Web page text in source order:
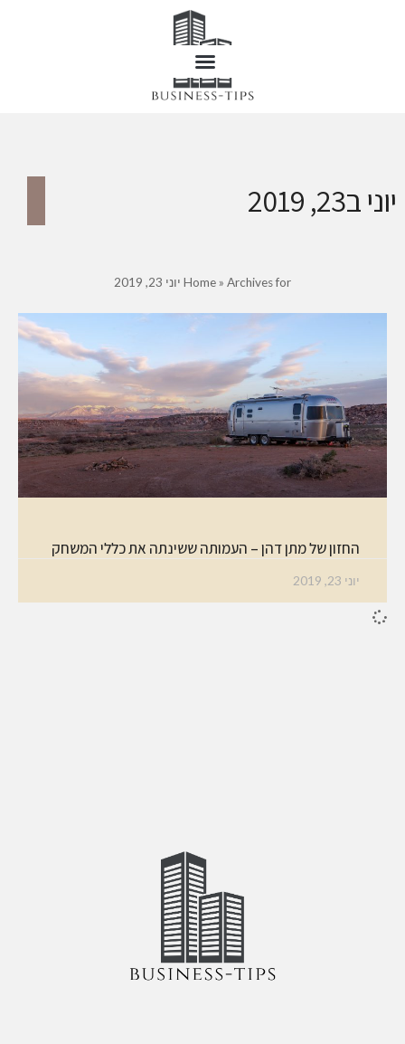
יוני ב23, 2019
Home » Archives for יוני 23, 2019
החזון של מתן דהן – העמותה ששינתה את כללי המשחק
יוני 23, 2019